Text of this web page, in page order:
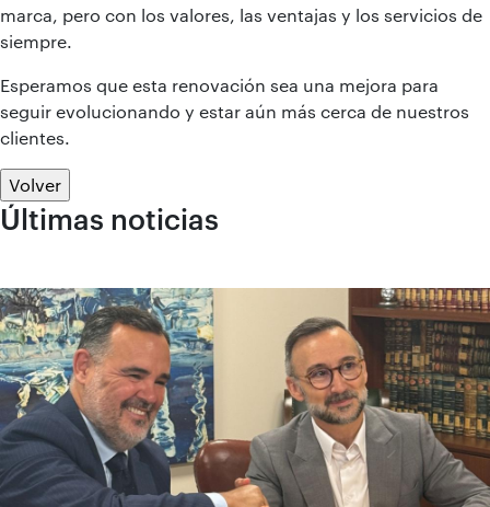
marca, pero con los valores, las ventajas y los servicios de
siempre.
Esperamos que esta renovación sea una mejora para
seguir evolucionando y estar aún más cerca de nuestros
clientes.
Volver
Últimas noticias